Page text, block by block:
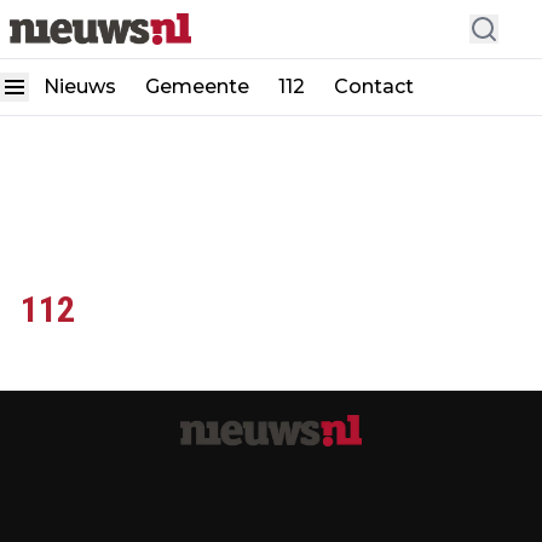
Nieuws Gemeente 112 Contact
112